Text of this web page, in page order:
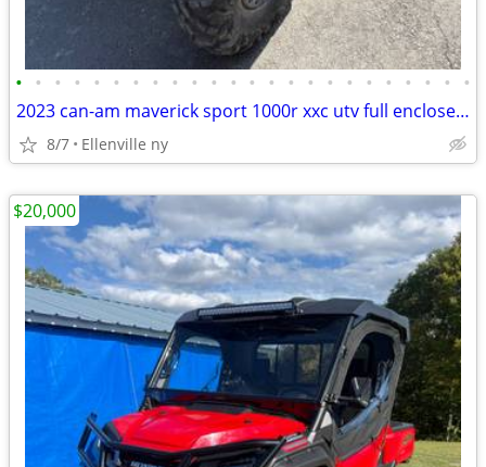
• • • • • • • • • • • • • • • • • • • • • • • •
2023 can-am maverick sport 1000r xxc utv full enclosed cab
8/7 Ellenville ny
$20,000